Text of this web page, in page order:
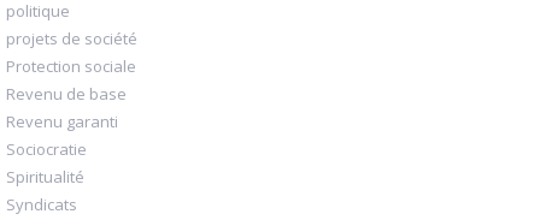
politique
projets de société
Protection sociale
Revenu de base
Revenu garanti
Sociocratie
Spiritualité
Syndicats